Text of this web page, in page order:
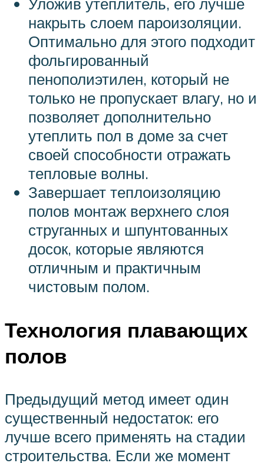
Уложив утеплитель, его лучше
накрыть слоем пароизоляции.
Оптимально для этого подходит
фольгированный
пенополиэтилен, который не
только не пропускает влагу, но и
позволяет дополнительно
утеплить пол в доме за счет
своей способности отражать
тепловые волны.
Завершает теплоизоляцию
полов монтаж верхнего слоя
струганных и шпунтованных
досок, которые являются
отличным и практичным
чистовым полом.
Технология плавающих
полов
Предыдущий метод имеет один
существенный недостаток: его
лучше всего применять на стадии
строительства. Если же момент